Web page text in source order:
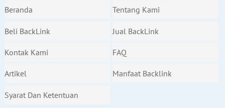
Beranda Tentang Kami
Beli BackLink Jual BackLink
Kontak Kami FAQ
Artikel Manfaat Backlink
Syarat Dan Ketentuan